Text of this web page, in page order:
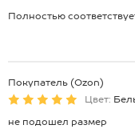
Полностью
Покупатель (Ozon)
Цвет:
не подошел размер